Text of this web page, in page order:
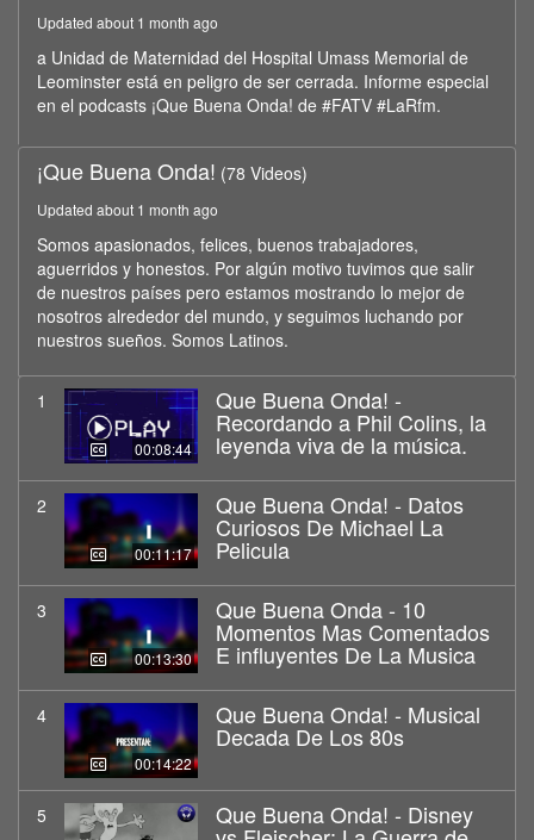
seconds
Updated about 1 month ago
a Unidad de Maternidad del Hospital Umass Memorial de
Leominster está en peligro de ser cerrada. Informe especial
en el podcasts ¡Que Buena Onda! de #FATV #LaRfm.
¡Que Buena Onda! (78 Videos)
Updated about 1 month ago
Somos apasionados, felices, buenos trabajadores,
aguerridos y honestos. Por algún motivo tuvimos que salir
de nuestros países pero estamos mostrando lo mejor de
nosotros alrededor del mundo, y seguimos luchando por
nuestros sueños. Somos Latinos.
1
00:08:44
Que Buena Onda! -
Recordando a Phil Colins, la
leyenda viva de la música.
2
00:11:17
Que Buena Onda! - Datos
Curiosos De Michael La
Pelicula
3
00:13:30
Que Buena Onda - 10
Momentos Mas Comentados
E influyentes De La Musica
4
00:14:22
Que Buena Onda! - Musical
Decada De Los 80s
5 Que Buena Onda! - Disney